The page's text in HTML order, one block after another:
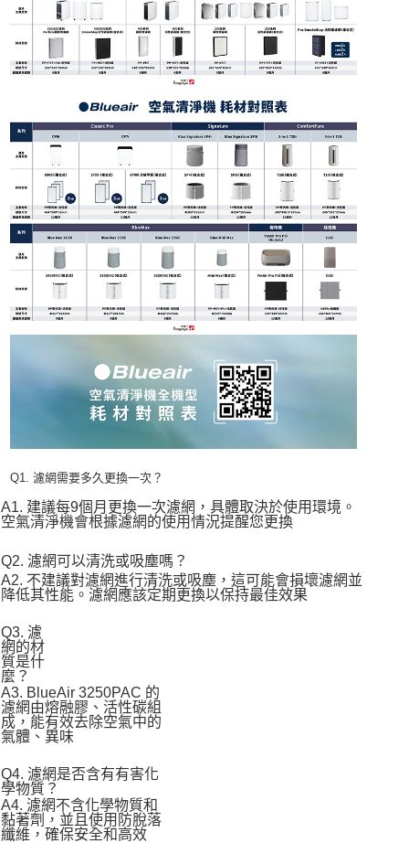
Q1. 濾網需要多久更換一次？
A1. 建議每9個月更換一次濾網，具體取決於使用環境。
空氣清淨機會根據濾網的使用情況提醒您更換
Q2. 濾網可以清洗或吸塵嗎？
A2. 不建議對濾網進行清洗或吸塵，這可能會損壞濾網並
降低其性能。濾網應該定期更換以保持最佳效果
Q3. 濾
網的材
質是什
麼？
A3. BlueAir 3250PAC 的
濾網由熔融膠、活性碳組
成，能有效去除空氣中的
氣體、異味
Q4. 濾網是否含有有害化
學物質？
A4. 濾網不含化學物質和
黏著劑，並且使用防脫落
纖維，確保安全和高效